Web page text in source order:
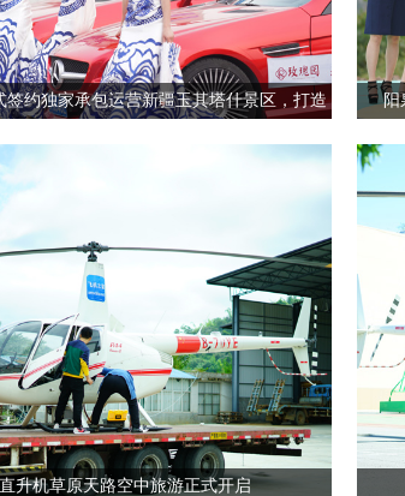
签约独家承包运营新疆玉其塔什景区，打造
全国飞行热线
13210535852
阳
升机草原天路空中旅游正式开启